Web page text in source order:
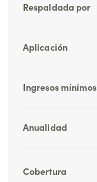
Respaldada por
Aplicación
Ingresos mínimos
Anualidad
Cobertura